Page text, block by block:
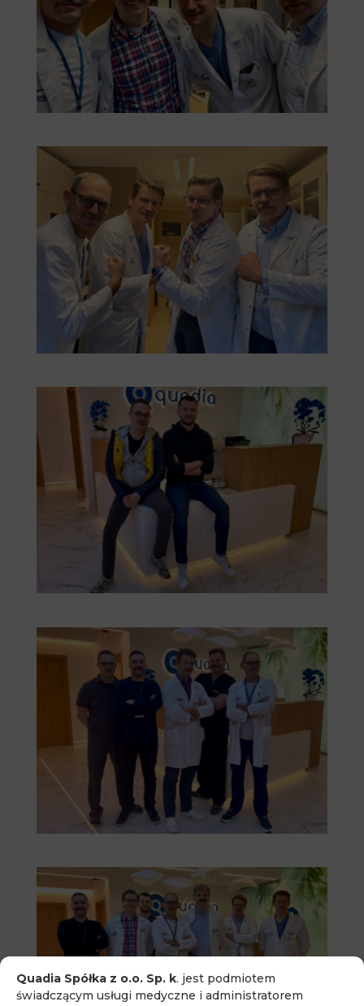
Quadia Spółka z o.o. Sp. k. jest podmiotem
świadczącym usługi medyczne i administratorem